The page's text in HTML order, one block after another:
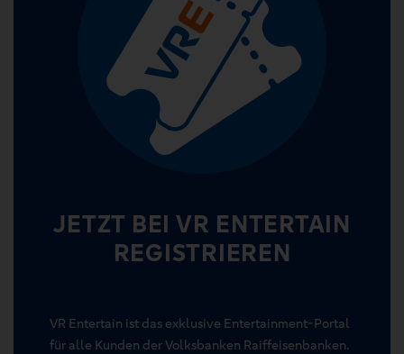
JETZT BEI VR ENTERTAIN
REGISTRIEREN
VR Entertain ist das exklusive Entertainment-Portal
für alle Kunden der Volksbanken Raiffeisenbanken.